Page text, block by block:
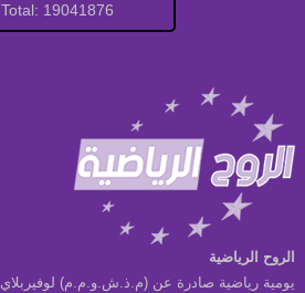
Total: 19041876
الروح الرياضية
يومية رياضية صادرة عن (م.ذ.ش.و.م.م) لوفيربلاي